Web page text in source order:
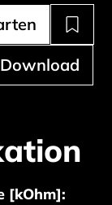
[kOhm]: